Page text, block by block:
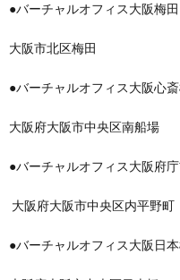
●バーチャルオフィス大阪梅田
大阪市北区梅田
●バーチャルオフィス大阪心
大阪府大阪市中央区南船場
●バーチャルオフィス大阪府
大阪府大阪市中央区内平野町
●バーチャルオフィス大阪日